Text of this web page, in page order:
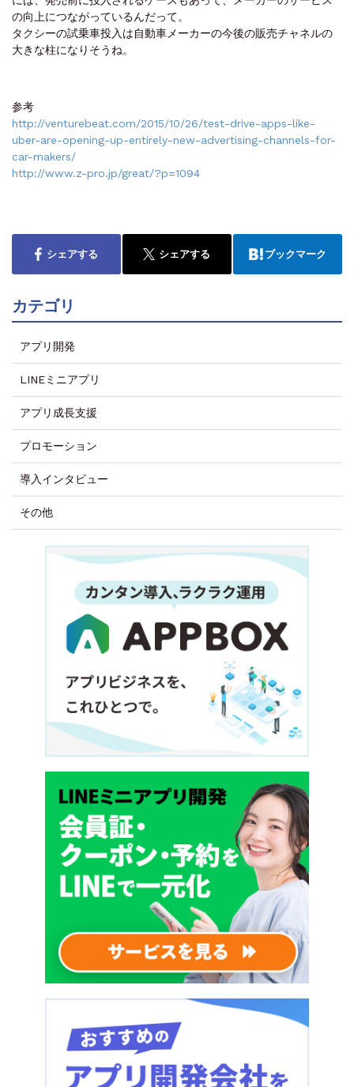
の向上につながっているんだって。
タクシーの試乗車投入は自動車メーカーの今後の販売チャネルの
大きな柱になりそうね。
参考
http://venturebeat.com/2015/10/26/test-drive-apps-like-
uber-are-opening-up-entirely-new-advertising-channels-for-
car-makers/
http://www.z-pro.jp/great/?p=1094
シェアする シェアする ブックマーク
カテゴリ
アプリ開発
LINEミニアプリ
アプリ成長支援
プロモーション
導入インタビュー
その他